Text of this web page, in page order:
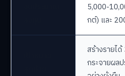
5,000-
กต์) และ
สร้างรายไ
กระจายผล